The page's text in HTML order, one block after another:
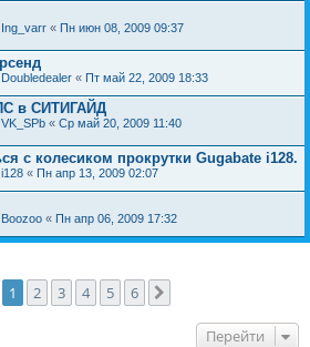
Ing_varr « Пн июн 08, 2009 09:37
Doubledealer « Пт май 22, 2009 18:33
в СИТИГАЙД
VK_SPb « Ср май 20, 2009 11:40
с колесиком прокрутки Gugabate i128.
i128 « Пн апр 13, 2009 02:07
Boozoo « Пн апр 06, 2009 17:32
1 2 3 4 5 6
Перейти